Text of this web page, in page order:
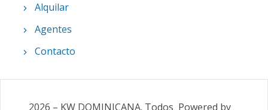
Alquilar
Agentes
Contacto
2026 – KW DOMINICANA. Todos Powered by